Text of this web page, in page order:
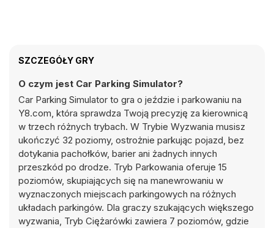
SZCZEGÓŁY GRY
O czym jest Car Parking Simulator?
Car Parking Simulator to gra o jeździe i parkowaniu na
Y8.com, która sprawdza Twoją precyzję za kierownicą
w trzech różnych trybach. W Trybie Wyzwania musisz
ukończyć 32 poziomy, ostrożnie parkując pojazd, bez
dotykania pachołków, barier ani żadnych innych
przeszkód po drodze. Tryb Parkowania oferuje 15
poziomów, skupiających się na manewrowaniu w
wyznaczonych miejscach parkingowych na różnych
układach parkingów. Dla graczy szukających większego
wyzwania, Tryb Ciężarówki zawiera 7 poziomów, gdzie